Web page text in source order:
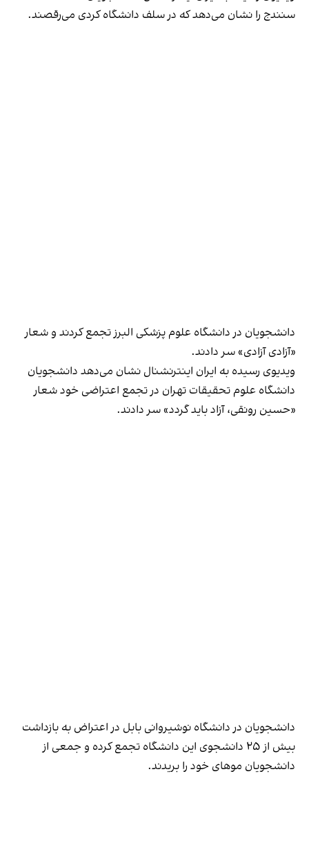
سنندج را نشان می‌دهد که در سلف دانشگاه کردی می‌رقصند.
دانشجویان در دانشگاه علوم پزشکی البرز تجمع کردند و شعار
«آزادی آزادی» سر دادند.
ویدیوی رسیده به ایران اینترنشنال نشان می‌دهد دانشجویان
دانشگاه علوم تحقیقات تهران در تجمع اعتراضی خود شعار
«حسین رونقی، آزاد باید گردد» سر دادند.
دانشجویان در دانشگاه نوشیروانی بابل در اعتراض به بازداشت
بیش از ۲۵ دانشجوی این دانشگاه تجمع کرده و جمعی از
دانشجویان موهای خود را بریدند.